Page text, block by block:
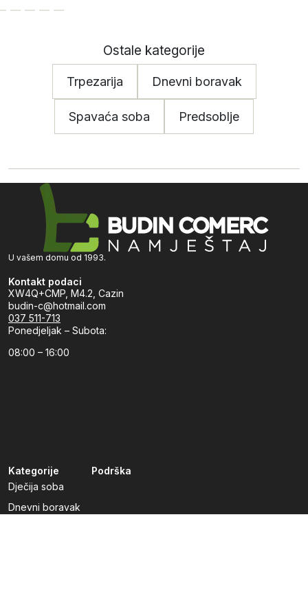
Ostale kategorije
Trpezarija Dnevni boravak
Spavaća soba Predsoblje
U vašem domu od 1993.
Kontakt podaci
XW4Q+CMP, M4.2, Cazin
budin-c@hotmail.com
037 511-713
Ponedjeljak – Subota:
08:00 – 16:00
Kategorije
Dječija soba
Dnevni boravak
Podrška